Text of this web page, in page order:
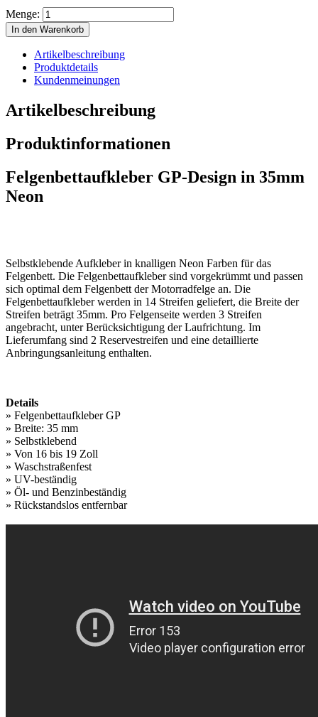
Menge:
In den Warenkorb
Artikelbeschreibung
Produktdetails
Kundenmeinungen
Artikelbeschreibung
Produktinformationen
Felgenbettaufkleber GP-Design in 35mm
Neon
Selbstklebende Aufkleber in knalligen Neon Farben für das
Felgenbett. Die Felgenbettaufkleber sind vorgekrümmt und passen
sich optimal dem Felgenbett der Motorradfelge an. Die
Felgenbettaufkleber werden in 14 Streifen geliefert, die Breite der
Streifen beträgt 35mm. Pro Felgenseite werden 3 Streifen
angebracht, unter Berücksichtigung der Laufrichtung. Im
Lieferumfang sind 2 Reservestreifen und eine detaillierte
Anbringungsanleitung enthalten.
Details
» Felgenbettaufkleber GP
» Breite: 35 mm
» Selbstklebend
» Von 16 bis 19 Zoll
» Waschstraßenfest
» UV-beständig
» Öl- und Benzinbeständig
» Rückstandslos entfernbar